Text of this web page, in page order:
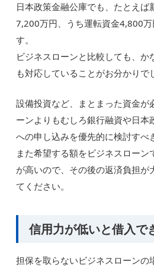
日本政策金融公庫でも、たとえば
7,200万円、うち運転資金4,800万
す。
ビジネスローンと比較しても、か
も対応していることがお分かりで
設備投資など、まとまった資金が
ーンよりもむしろ銀行融資や日本
への申し込みを優先的に検討すべ
また希望する額をビジネスローン
が高いので、その後の返済負担が
てください。
信用力が低いと借入で
担保を取らないビジネスローンの